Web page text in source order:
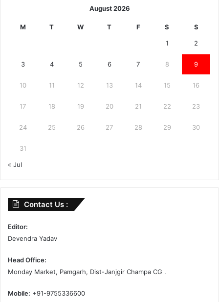
August 2026
M T W T F S S
1 2
3 4 5 6 7 8 9
10 11 12 13 14 15 16
17 18 19 20 21 22 23
24 25 26 27 28 29 30
31
« Jul
Contact Us :
Editor:
Devendra Yadav
Head Office:
Monday Market, Pamgarh, Dist-Janjgir Champa CG .
Mobile: +91-9755336600